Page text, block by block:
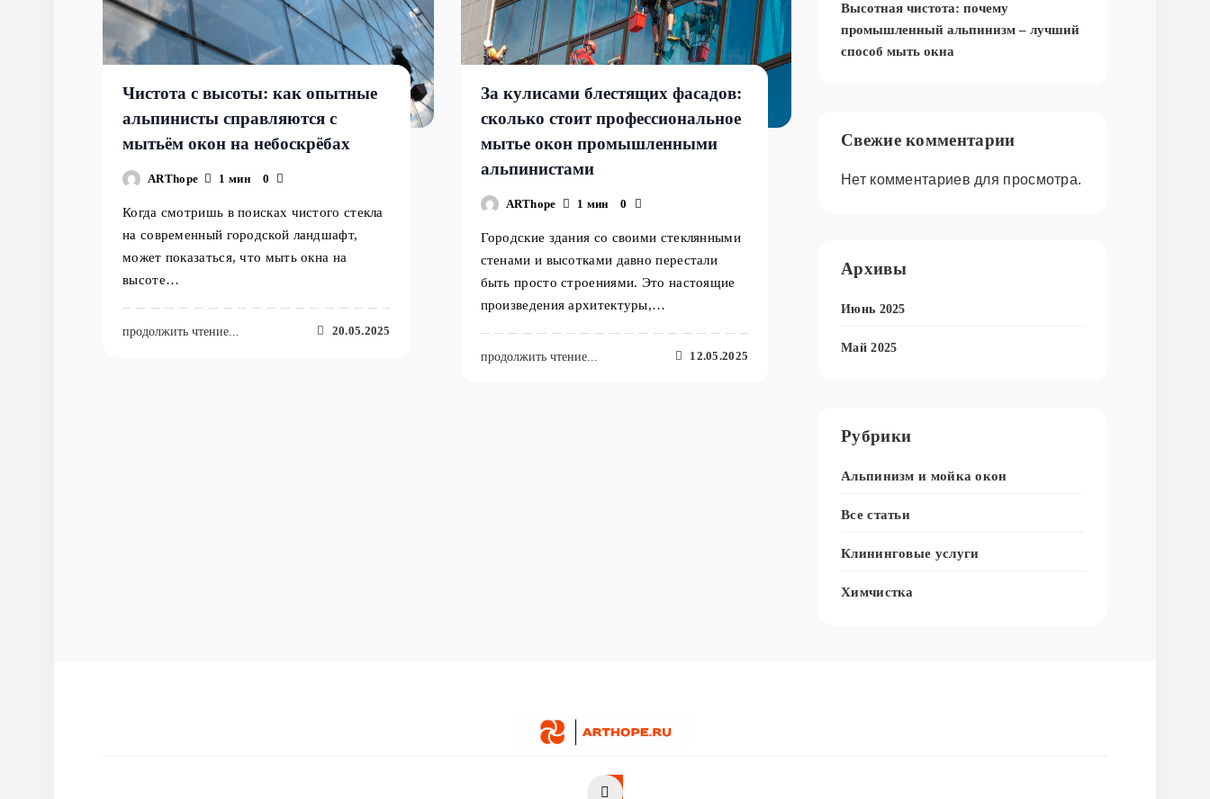
Чистота с высоты: как опытные
альпинисты справляются с
мытьём окон на небоскрёбах
ARThope 1 мин 0
Когда смотришь в поисках чистого стекла
на современный городской ландшафт,
может показаться, что мыть окна на
высоте…
продолжить чтение... 20.05.2025
За кулисами блестящих фасадов:
сколько стоит профессиональное
мытье окон промышленными
альпинистами
ARThope 1 мин 0
Городские здания со своими стеклянными
стенами и высотками давно перестали
быть просто строениями. Это настоящие
произведения архитектуры,…
продолжить чтение... 12.05.2025
Высотная чистота: почему
промышленный альпинизм – лучший
способ мыть окна
Свежие комментарии
Нет комментариев для просмотра.
Архивы
Июнь 2025
Май 2025
Рубрики
Альпинизм и мойка окон
Все статьи
Клининговые услуги
Химчистка